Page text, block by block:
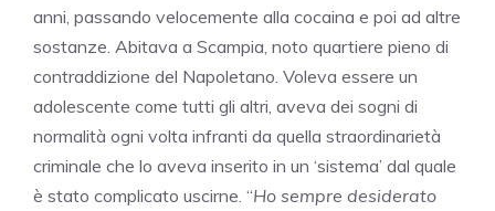
anni, passando velocemente alla cocaina e poi ad altre
sostanze. Abitava a Scampia, noto quartiere pieno di
contraddizione del Napoletano. Voleva essere un
adolescente come tutti gli altri, aveva dei sogni di
normalità ogni volta infranti da quella straordinarietà
criminale che lo aveva inserito in un ‘sistema’ dal quale
è stato complicato uscirne. “Ho sempre desiderato